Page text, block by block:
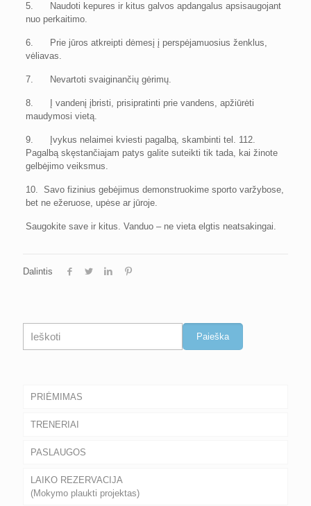
5. Naudoti kepures ir kitus galvos apdangalus apsisaugojant
nuo perkaitimo.
6. Prie jūros atkreipti dėmesį į perspėjamuosius ženklus,
vėliavas.
7. Nevartoti svaiginančių gėrimų.
8. Į vandenį įbristi, prisipratinti prie vandens, apžiūrėti
maudymosi vietą.
9. Įvykus nelaimei kviesti pagalbą, skambinti tel. 112.
Pagalbą skęstančiajam patys galite suteikti tik tada, kai žinote
gelbėjimo veiksmus.
10. Savo fizinius gebėjimus demonstruokime sporto varžybose,
bet ne ežeruose, upėse ar jūroje.
Saugokite save ir kitus. Vanduo – ne vieta elgtis neatsakingai.
Dalintis
Paieška Paieška
PRIĖMIMAS
TRENERIAI
PASLAUGOS
LAIKO REZERVACIJA
(Mokymo plaukti projektas)